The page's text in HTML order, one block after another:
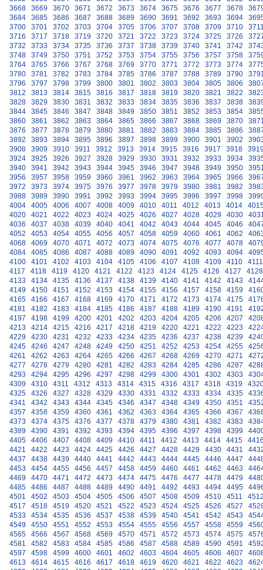
3668
3669 3670 3671 3672 3673 3674 3675 3676 3677 3678
3684
3685 3686 3687 3688 3689 3690 3691 3692 3693 3694
3700
3701 3702 3703 3704 3705 3706 3707 3708 3709 3710
3716
3717 3718 3719 3720 3721 3722 3723 3724 3725 3726
3732
3733 3734 3735 3736 3737 3738 3739 3740 3741 3742
3748
3749 3750 3751 3752 3753 3754 3755 3756 3757 3758
3764
3765 3766 3767 3768 3769 3770 3771 3772 3773 3774
3780
3781 3782 3783 3784 3785 3786 3787 3788 3789 3790
3796
3797 3798 3799 3800 3801 3802 3803 3804 3805 3806
3812
3813 3814 3815 3816 3817 3818 3819 3820 3821 3822
3828
3829 3830 3831 3832 3833 3834 3835 3836 3837 3838
3844
3845 3846 3847 3848 3849 3850 3851 3852 3853 3854
3860
3861 3862 3863 3864 3865 3866 3867 3868 3869 3870
3876
3877 3878 3879 3880 3881 3882 3883 3884 3885 3886
3892
3893 3894 3895 3896 3897 3898 3899 3900 3901 3902
3908
3909 3910 3911 3912 3913 3914 3915 3916 3917 3918
3924
3925 3926 3927 3928 3929 3930 3931 3932 3933 3934
3940
3941 3942 3943 3944 3945 3946 3947 3948 3949 3950
3956
3957 3958 3959 3960 3961 3962 3963 3964 3965 3966
3972
3973 3974 3975 3976 3977 3978 3979 3980 3981 3982
3988
3989 3990 3991 3992 3993 3994 3995 3996 3997 3998
4004
4005 4006 4007 4008 4009 4010 4011 4012 4013 4014
4020
4021 4022 4023 4024 4025 4026 4027 4028 4029 4030
4036
4037 4038 4039 4040 4041 4042 4043 4044 4045 4046
4052
4053 4054 4055 4056 4057 4058 4059 4060 4061 4062
4068
4069 4070 4071 4072 4073 4074 4075 4076 4077 4078
4084
4085 4086 4087 4088 4089 4090 4091 4092 4093 4094
4100
4101 4102 4103 4104 4105 4106 4107 4108 4109 4110
4111
4117
4118 4119 4120 4121 4122 4123 4124 4125 4126 4127
4128
4133
4134 4135 4136 4137 4138 4139 4140 4141 4142 4143
4149
4150 4151 4152 4153 4154 4155 4156 4157 4158 4159
4165
4166 4167 4168 4169 4170 4171 4172 4173 4174 4175
4181
4182 4183 4184 4185 4186 4187 4188 4189 4190 4191
4197
4198 4199 4200 4201 4202 4203 4204 4205 4206 4207
4213
4214 4215 4216 4217 4218 4219 4220 4221 4222 4223
4229
4230 4231 4232 4233 4234 4235 4236 4237 4238 4239
4245
4246 4247 4248 4249 4250 4251 4252 4253 4254 4255
4261
4262 4263 4264 4265 4266 4267 4268 4269 4270 4271
4277
4278 4279 4280 4281 4282 4283 4284 4285 4286 4287
4293
4294 4295 4296 4297 4298 4299 4300 4301 4302 4303
4309
4310 4311 4312 4313 4314 4315 4316 4317 4318 4319
4325
4326 4327 4328 4329 4330 4331 4332 4333 4334 4335
4341
4342 4343 4344 4345 4346 4347 4348 4349 4350 4351
4357
4358 4359 4360 4361 4362 4363 4364 4365 4366 4367
4373
4374 4375 4376 4377 4378 4379 4380 4381 4382 4383
4389
4390 4391 4392 4393 4394 4395 4396 4397 4398 4399
4405
4406 4407 4408 4409 4410 4411 4412 4413 4414 4415
4421
4422 4423 4424 4425 4426 4427 4428 4429 4430 4431
4437
4438 4439 4440 4441 4442 4443 4444 4445 4446 4447
4453
4454 4455 4456 4457 4458 4459 4460 4461 4462 4463
4469
4470 4471 4472 4473 4474 4475 4476 4477 4478 4479
4485
4486 4487 4488 4489 4490 4491 4492 4493 4494 4495
4501
4502 4503 4504 4505 4506 4507 4508 4509 4510 4511
4517
4518 4519 4520 4521 4522 4523 4524 4525 4526 4527
4533
4534 4535 4536 4537 4538 4539 4540 4541 4542 4543
4549
4550 4551 4552 4553 4554 4555 4556 4557 4558 4559
4565
4566 4567 4568 4569 4570 4571 4572 4573 4574 4575
4581
4582 4583 4584 4585 4586 4587 4588 4589 4590 4591
4597
4598 4599 4600 4601 4602 4603 4604 4605 4606 4607
4613
4614 4615 4616 4617 4618 4619 4620 4621 4622 4623